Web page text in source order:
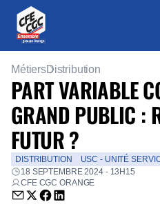
MétiersDistribution
PART VARIABLE
GRAND PUBLIC :
FUTUR ?
DISTRIBUTION
USC - UNITÉ
18 SEPTEMBRE 2024 - 13H15
CFE CGC ORANGE
Envoyer par email (nouvelle
Partager sur Twitter
Partager sur Facebook
Partager sur